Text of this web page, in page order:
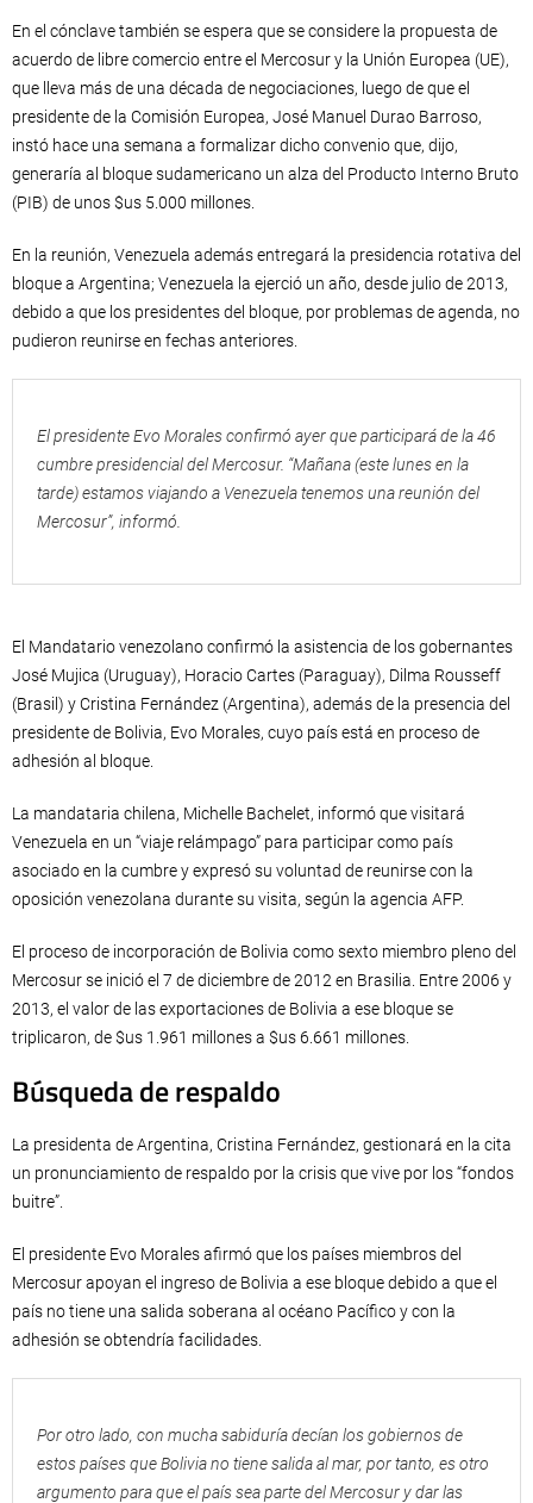
En el cónclave también se espera que se considere la propuesta de
acuerdo de libre comercio entre el Mercosur y la Unión Europea (UE),
que lleva más de una década de negociaciones, luego de que el
presidente de la Comisión Europea, José Manuel Durao Barroso,
instó hace una semana a formalizar dicho convenio que, dijo,
generaría al bloque sudamericano un alza del Producto Interno Bruto
(PIB) de unos $us 5.000 millones.
En la reunión, Venezuela además entregará la presidencia rotativa del
bloque a Argentina; Venezuela la ejerció un año, desde julio de 2013,
debido a que los presidentes del bloque, por problemas de agenda, no
pudieron reunirse en fechas anteriores.
El presidente Evo Morales confirmó ayer que participará de la 46
cumbre presidencial del Mercosur. “Mañana (este lunes en la
tarde) estamos viajando a Venezuela tenemos una reunión del
Mercosur”, informó.
El Mandatario venezolano confirmó la asistencia de los gobernantes
José Mujica (Uruguay), Horacio Cartes (Paraguay), Dilma Rousseff
(Brasil) y Cristina Fernández (Argentina), además de la presencia del
presidente de Bolivia, Evo Morales, cuyo país está en proceso de
adhesión al bloque.
La mandataria chilena, Michelle Bachelet, informó que visitará
Venezuela en un “viaje relámpago” para participar como país
asociado en la cumbre y expresó su voluntad de reunirse con la
oposición venezolana durante su visita, según la agencia AFP.
El proceso de incorporación de Bolivia como sexto miembro pleno del
Mercosur se inició el 7 de diciembre de 2012 en Brasilia. Entre 2006 y
2013, el valor de las exportaciones de Bolivia a ese bloque se
triplicaron, de $us 1.961 millones a $us 6.661 millones.
Búsqueda de respaldo
La presidenta de Argentina, Cristina Fernández, gestionará en la cita
un pronunciamiento de respaldo por la crisis que vive por los “fondos
buitre”.
El presidente Evo Morales afirmó que los países miembros del
Mercosur apoyan el ingreso de Bolivia a ese bloque debido a que el
país no tiene una salida soberana al océano Pacífico y con la
adhesión se obtendría facilidades.
Por otro lado, con mucha sabiduría decían los gobiernos de
estos países que Bolivia no tiene salida al mar, por tanto, es otro
argumento para que el país sea parte del Mercosur y dar las